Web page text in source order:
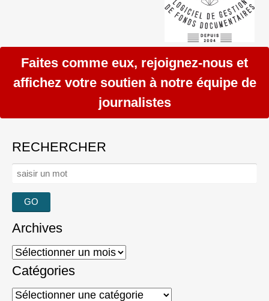
Faites comme eux, rejoignez-nous et
affichez votre soutien à notre équipe de
journalistes
RECHERCHER
Rechercher :
Archives
Archives
Catégories
Catégories